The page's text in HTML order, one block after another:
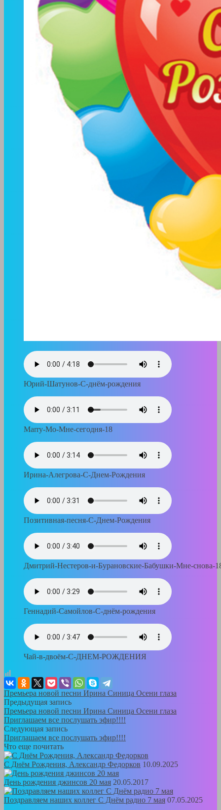
Юрий-Шатунов-С-днём-рождения
Marry-Mo-Мне-сегодня-18
Ирина-Алегрова-С-Днем-Рождения
Позитивная-песня-С-Днем-Рождения
Дмитрий-Нестеров-и-Бурановские-Бабушки-Мне-снова-
Геннадий-Самойлов-С-днём-рождения
Чай-в-двоём-С-ДНЕМ-РОЖДЕНИЯ
Премьера новой песни Ирина Синица Осени глаза
Предыдущая запись
Премьера новой песни Ирина Синица Осени глаза
Приглашаем все послушать эфир!!!!
Следующая запись
Приглашаем все послушать эфир!!!!
Что еще почитать
C Днём Рождения, Александр Федорков 10.09.2025
День рождения джинсов 20 мая 20.05.2017
Поздравляем наших коллег С Днём радио 7 мая 07.05.2025